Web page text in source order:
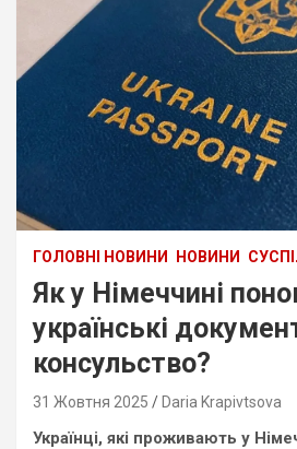
ГОЛОВНІ НОВИНИ НОВИНИ
Як у Німеччині
українські
консульство?
31 Жовтня 2025 Daria Krapivtsova
Українці, які проживають у